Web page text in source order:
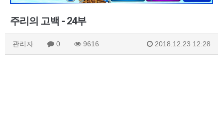
주리의 고백 - 24부
관리자 0 9616 2018.12.23 12:28